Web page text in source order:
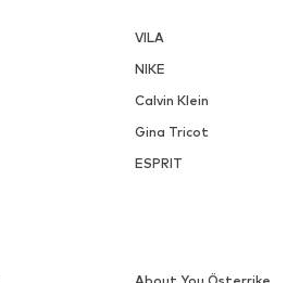
VILA
NIKE
Calvin Klein
Gina Tricot
ESPRIT